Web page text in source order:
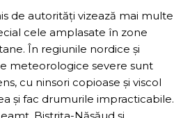
de autorități vizează mai multe
cele amplasate în zone
În regiunile nordice și
meteorologice severe sunt
cu ninsori copioase și viscol
și fac drumurile impracticabile.